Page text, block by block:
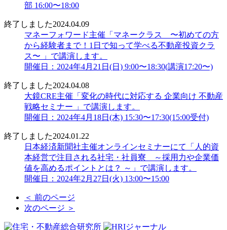
部 16:00〜18:00
終了しました2024.04.09
マネーフォワード主催「マネークラス 〜初めての方
から経験者まで！1日で知って学べる不動産投資クラ
ス〜 」で講演します。
開催日：2024年4月21日(日) 9:00〜18:30(講演17:20〜)
終了しました2024.04.08
大鏡CRE主催「変化の時代に対応する 企業向け 不動産
戦略セミナー 」で講演します。
開催日：2024年4月18日(木) 15:30〜17:30(15:00受付)
終了しました2024.01.22
日本経済新聞社主催オンラインセミナーにて「人的資
本経営で注目される社宅・社員寮 ～採用力や企業価
値を高めるポイントとは？ ～」で講演します。
開催日：2024年2月27日(火) 13:00〜15:00
＜ 前のページ
次のページ ＞